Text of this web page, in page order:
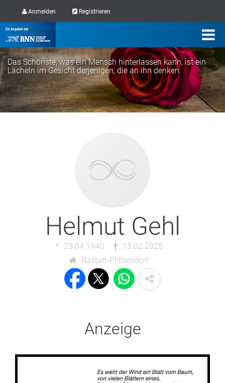
Anmelden Registrieren
Das Schönste, was ein Mensch hinterlassen kann, ist ein
Lächeln im Gesicht derjenigen, die an ihn denken.
Helmut Gehl
23.04.1940
13.02.2025
Rastatt-Plittersdorf
Anzeige